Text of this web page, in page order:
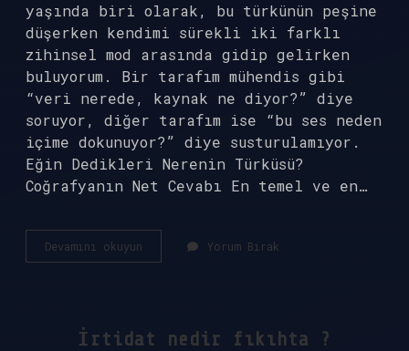
yaşında biri olarak, bu türkünün peşine
düşerken kendimi sürekli iki farklı
zihinsel mod arasında gidip gelirken
buluyorum. Bir tarafım mühendis gibi
“veri nerede, kaynak ne diyor?” diye
soruyor, diğer tarafım ise “bu ses neden
içime dokunuyor?” diye susturulamıyor.
Eğin Dedikleri Nerenin Türküsü?
Coğrafyanın Net Cevabı En temel ve en…
Devamını okuyun
dedikleri
Yorum Bırak
İrtidat nedir fıkıhta ?